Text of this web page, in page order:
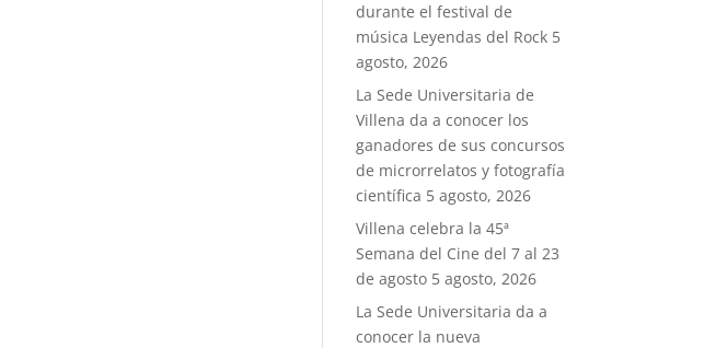
durante el festival de
música Leyendas del Rock 5
agosto, 2026
La Sede Universitaria de
Villena da a conocer los
ganadores de sus concursos
de microrrelatos y fotografía
científica 5 agosto, 2026
Villena celebra la 45ª
Semana del Cine del 7 al 23
de agosto 5 agosto, 2026
La Sede Universitaria da a
conocer la nueva